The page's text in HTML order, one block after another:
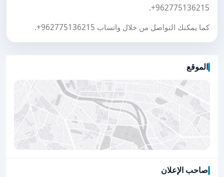
+962775136215
.
كما يمكنك التواصل من خلال واتساب +962775136215
.
الموقع
صاحب الإعلان